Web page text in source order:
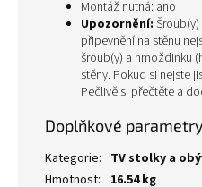
Montáž nutná: ano
Upozornění:
připevnění na stěnu
šroub(y) a hmoždinku
stěny. Pokud si nejste
Pečlivě si přečtěte a
Doplňkové parametry
Kategorie: TV stolky a
Hmotnost: 16.54 kg